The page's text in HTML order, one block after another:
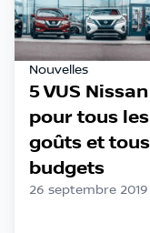
Nouvelles
5 VUS Nissan
pour tous les
goûts et
budgets
26 septembre 2019